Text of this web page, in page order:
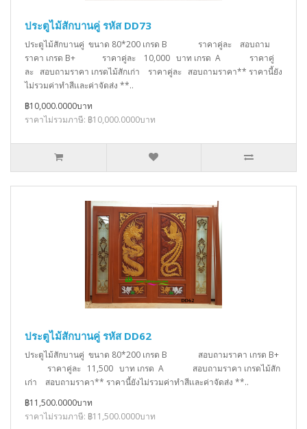
ประตูไม้สักบานคู่ รหัส DD73
ประตูไม้สักบานคู่ ขนาด 80*200 เกรด B ราคาคู่ละ สอบถาม
ราคา เกรด B+ ราคาคู่ละ 10,000 บาท เกรด A ราคาคู่
ละ สอบถามราคา เกรดไม้สักเก่า ราคาคู่ละ สอบถามราคา** ราคานี้ยัง
ไม่รวมค่าทำสีเเละค่าจัดส่ง **..
฿10,000.0000บาท
ราคาไม่รวมภาษี: ฿10,000.0000บาท
ประตูไม้สักบานคู่ รหัส DD62
ประตูไม้สักบานคู่ ขนาด 80*200 เกรด B สอบถามราคา เกรด B+
ราคาคู่ละ 11,500 บาท เกรด A สอบถามราคา เกรดไม้สัก
เก่า สอบถามราคา** ราคานี้ยังไม่รวมค่าทำสีเเละค่าจัดส่ง **..
฿11,500.0000บาท
ราคาไม่รวมภาษี: ฿11,500.0000บาท